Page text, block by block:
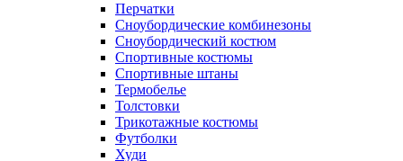
Перчатки
Сноубордические комбинезоны
Сноубордический костюм
Спортивные костюмы
Спортивные штаны
Термобелье
Толстовки
Трикотажные костюмы
Футболки
Худи